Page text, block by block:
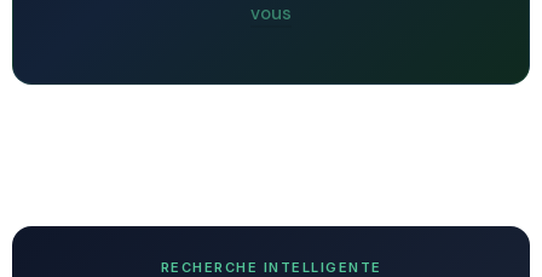
vous
RECHERCHE INTELLIGENTE